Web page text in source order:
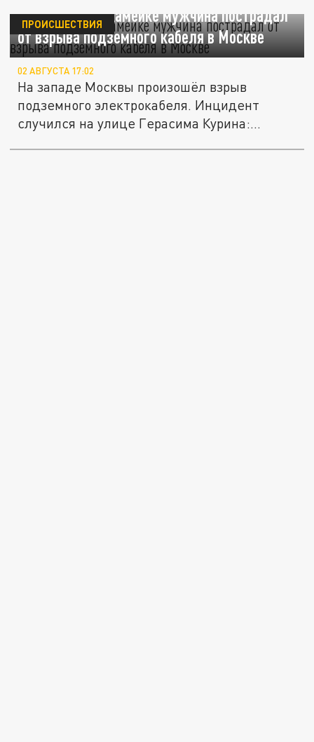
Сидевший на скамейке мужчина пострадал
от взрыва подземного кабеля в Москве
ПРОИСШЕСТВИЯ
02 АВГУСТА 17:02
На западе Москвы произошёл взрыв
подземного электрокабеля. Инцидент
случился на улице Герасима Курина:...